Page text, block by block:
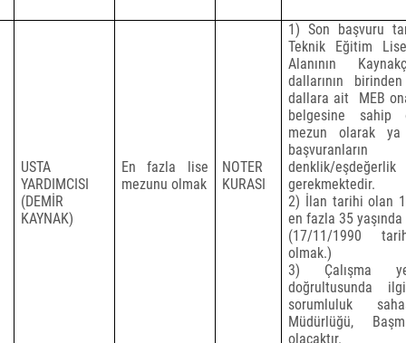
USTA
YARDIMCISI
(DEMİR
KAYNAK)
En fazla lise
mezunu olmak
NOTER
KURASI
1) Son başvuru
Teknik Eğitim
Alanının
dallarının
dallara ait
MEB
belgesine sahip
mezun olarak
başvuranların
denklik/
gerekmektedir.
2) İlan tarihi olan
en fazla 35
(17/11/1990
olmak.)
3) Çalışma
doğrultusunda
sorumluluk
Müdürlüğü,
olacaktır.